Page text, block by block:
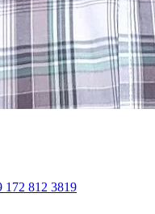
172 812 3819